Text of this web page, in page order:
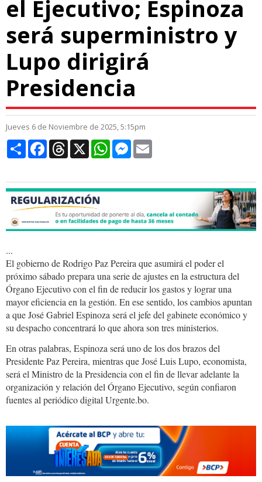
el Ejecutivo; Espinoza
será superministro y
Lupo dirigirá
Presidencia
Jueves 6 de Noviembre de 2025, 5:15pm
CompartirFacebookThreads
X WhatsAppMessenger
...
El gobierno de Rodrigo Paz Pereira que asumirá el poder el
próximo sábado prepara una serie de ajustes en la estructura del
Órgano Ejecutivo con el fin de reducir los gastos y lograr una
mayor eficiencia en la gestión. En ese sentido, los cambios apuntan
a que José Gabriel Espinoza será el jefe del gabinete económico y
su despacho concentrará lo que ahora son tres ministerios.
En otras palabras, Espinoza será uno de los dos brazos del
Presidente Paz Pereira, mientras que José Luis Lupo, economista,
será el Ministro de la Presidencia con el fin de llevar adelante la
organización y relación del Órgano Ejecutivo, según confiaron
fuentes al periódico digital Urgente.bo.